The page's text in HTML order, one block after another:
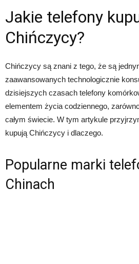
Jakie telefony
Chińczycy?
Chińczycy są znani z tego, że są
zaawansowanych technologicznie
dzisiejszych czasach telefony
elementem życia codziennego,
całym świecie. W tym artykule
kupują Chińczycy i dlaczego.
Popularne marki
Chinach